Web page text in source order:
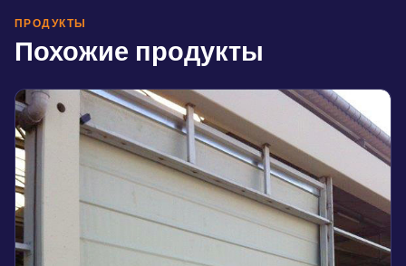
ПРОДУКТЫ
Похожие продукты